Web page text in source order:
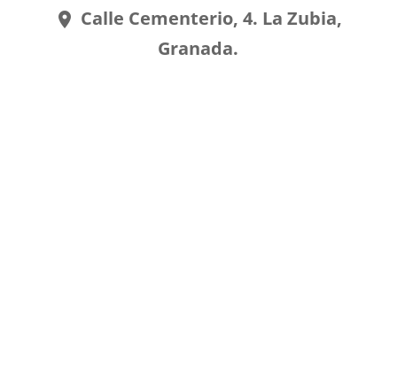
place Calle Cementerio, 4. La Zubia,
Granada.